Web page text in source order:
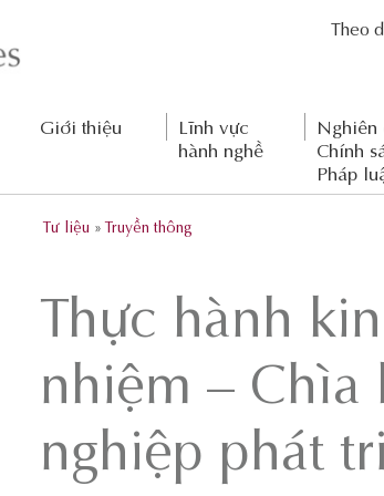
Theo
Giới thiệu
Lĩnh vực
hành nghề
Nghiên
Chính
Pháp
Tư liệu » Truyền thông
Thực hành
nhiệm – Chìa
nghiệp phát